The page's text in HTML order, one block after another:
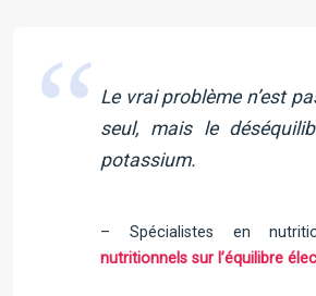
Le vrai problème n’est
seul, mais le
potassium.
– Spécialistes en
nutritionnels sur l’équilibre